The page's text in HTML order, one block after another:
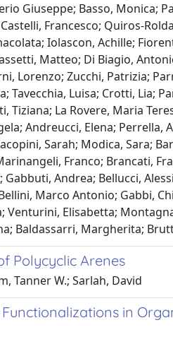
Giuseppe; Basso, Monica;
Francesco; Quiros-
Iolascon, Achille;
Matteo; Di Biagio,
Lorenzo; Zucchi, Patrizia;
Tavecchia, Luisa; Crotti, Lia;
Tiziana; La Rovere, Maria
Andreucci, Elena; Perrella,
Sarah; Modica, Sara;
Franco; Brancati,
Gabbuti, Andrea; Bellucci,
Marco Antonio; Gabbi,
Venturini, Elisabetta;
Baldassarri, Margherita;
Polycyclic Arenes
Tanner W.; Sarlah, David
in